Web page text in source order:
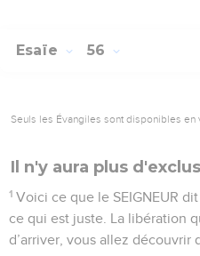
Esaïe 56
Seuls les Évangiles sont disponibles en
Il n'y aura plus d'exclus
1 Voici ce que le SEIGNEUR
ce qui est juste. La libération
d’arriver, vous allez découvrir